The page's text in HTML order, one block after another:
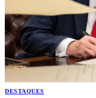
DESTAQUES